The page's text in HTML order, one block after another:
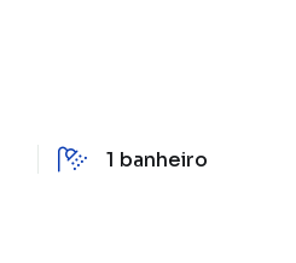
1 banheiro